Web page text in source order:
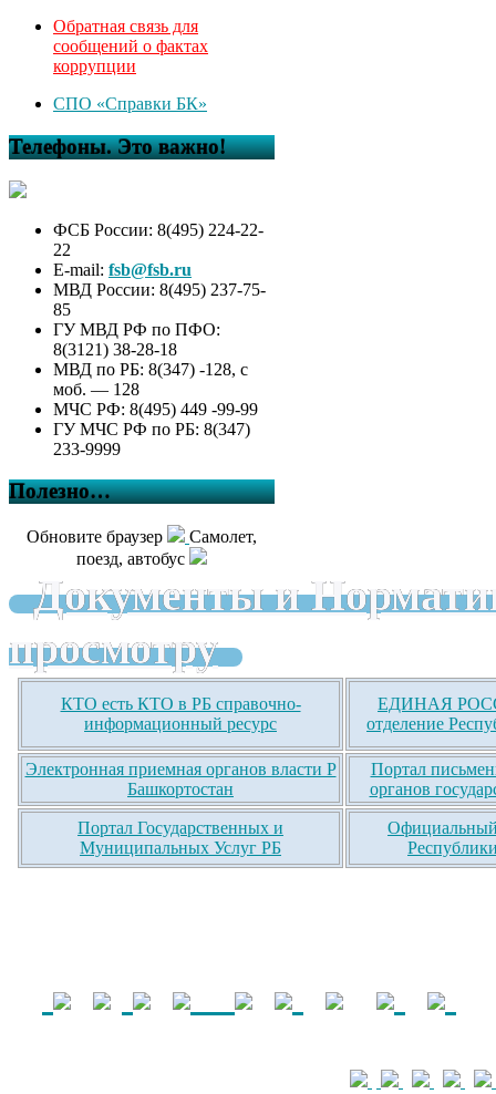
Обратная связь для
сообщений о фактах
коррупции
СПО «Справки БК»
Телефоны. Это важно!
ФСБ России: 8(495) 224-22-
22
E-mail: fsb@fsb.ru
МВД России: 8(495) 237-75-
85
ГУ МВД РФ по ПФО:
8(3121) 38-28-18
МВД по РБ: 8(347) -128, с
моб. — 128
МЧС РФ: 8(495) 449 -99-99
ГУ МЧС РФ по РБ: 8(347)
233-9999
Полезно…
Обновите браузер
Самолет,
поезд, автобус
Документы и
просмотру
КТО есть КТО в РБ справочно-
информационный ресурс
ЕДИНАЯ
отделение
Электронная приемная органов власти Р
Башкортостан
Портал
органов
Портал Государственных и
Муниципальных Услуг РБ
Официальный